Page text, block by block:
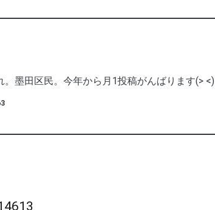
。墨田区民。今年から月1投稿がんばります(> <)